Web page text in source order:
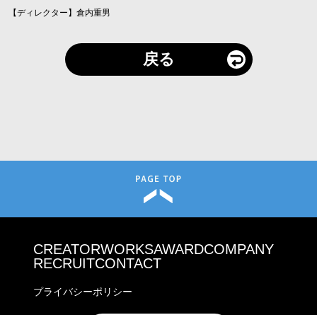
【ディレクター】倉内重男
戻る
CREATORWORKSAWARDCOMPANY
RECRUITCONTACT
プライバシーポリシー